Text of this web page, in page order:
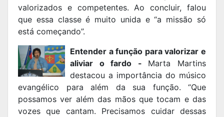
valorizados e competentes. Ao concluir, falou
que essa classe é muito unida e “a missão só
está começando”.
Entender a função para valorizar e
aliviar o fardo - Marta Martins
destacou a importância do músico
evangélico para além da sua função. “Que
possamos ver além das mãos que tocam e das
vozes que cantam. Precisamos cuidar dessas